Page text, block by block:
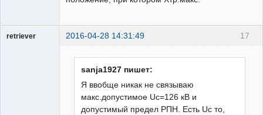
17
retriever 2016-04-28 14:31:49
sanja1927 пишет:
Я ввобще никак не связываю
макс.допустимое Uc=126 кВ и
допустимый предел РПН. Есть Uc то,